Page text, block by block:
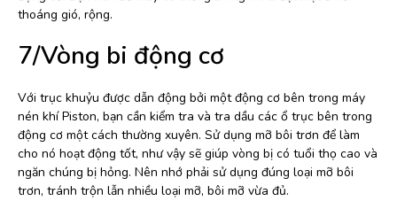
thoáng gió, rộng.
7/Vòng bi động cơ
Với trục khuỷu được dẫn động bởi một động cơ bên trong máy
nén khí Piston, bạn cần kiểm tra và tra dầu các ổ trục bên trong
động cơ một cách thường xuyên. Sử dụng mỡ bôi trơn để làm
cho nó hoạt động tốt, như vậy sẽ giúp vòng bị có tuổi thọ cao và
ngăn chúng bị hỏng. Nên nhớ phải sử dụng đúng loại mỡ bôi
trơn, tránh trộn lẫn nhiều loại mỡ, bôi mỡ vừa đủ.